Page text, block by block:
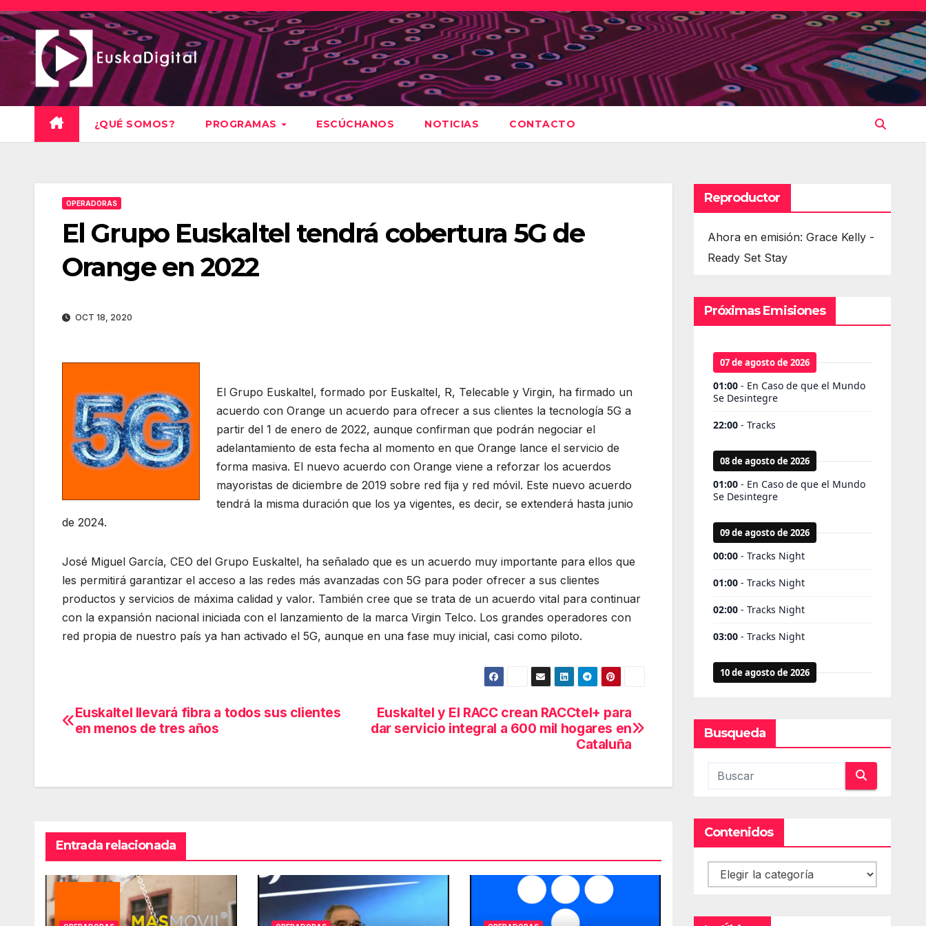
Saltar
al
contenido
¿QUÉ SOMOS? PROGRAMAS ESCÚCHANOS NOTICIAS CONTACTO
OPERADORAS
El Grupo Euskaltel tendrá cobertura 5G de
Orange en 2022
OCT 18, 2020
El Grupo Euskaltel, formado por Euskaltel, R, Telecable y Virgin, ha firmado un
acuerdo con Orange un acuerdo para ofrecer a sus clientes la tecnología 5G a
partir del 1 de enero de 2022, aunque confirman que podrán negociar el
adelantamiento de esta fecha al momento en que Orange lance el servicio de
forma masiva. El nuevo acuerdo con Orange viene a reforzar los acuerdos
mayoristas de diciembre de 2019 sobre red fija y red móvil. Este nuevo acuerdo
tendrá la misma duración que los ya vigentes, es decir, se extenderá hasta junio
de 2024.
José Miguel García, CEO del Grupo Euskaltel, ha señalado que es un acuerdo muy importante para ellos que
les permitirá garantizar el acceso a las redes más avanzadas con 5G para poder ofrecer a sus clientes
productos y servicios de máxima calidad y valor. También cree que se trata de un acuerdo vital para continuar
con la expansión nacional iniciada con el lanzamiento de la marca Virgin Telco. Los grandes operadores con
red propia de nuestro país ya han activado el 5G, aunque en una fase muy inicial, casi como piloto.
Navegación
Euskaltel y El RACC crean RACCtel+ para
dar servicio integral a 600 mil hogares en
Cataluña
Euskaltel llevará fibra a todos sus clientes
en menos de tres años
Entrada relacionada
Reproductor
Ahora en emisión: Grace Kelly -
Ready Set Stay
Próximas Emisiones
Busqueda
Contenidos
Contenidos